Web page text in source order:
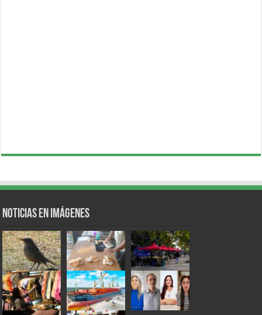
Noticias en Imágenes